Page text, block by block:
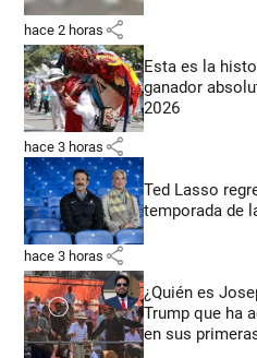
hace 2 horas share
Esta es la
ganador
2026
hace 3 horas share
Ted Lasso
temporada de
hace 3 horas share
¿Quién es
Trump que ha
en sus